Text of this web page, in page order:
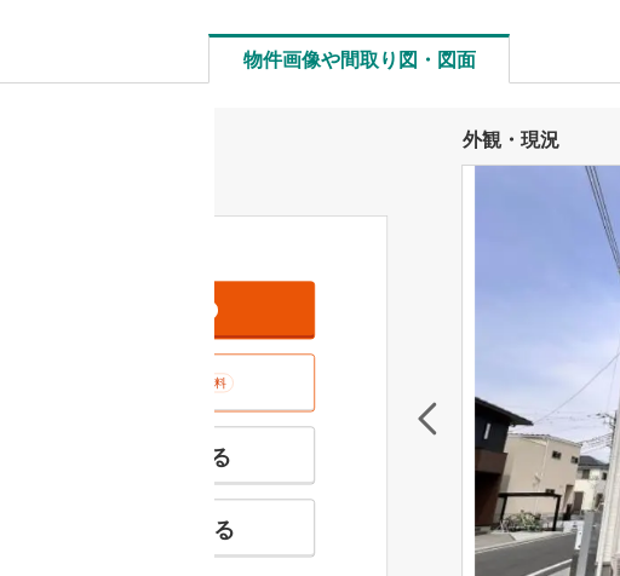
物件画像や間取り図・図面
外観・現況
無料
特徴の似た物件を見る
お気に入りに追加する